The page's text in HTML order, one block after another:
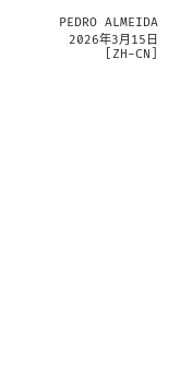
PEDRO ALMEIDA
2026年3月15日
ZH-CN